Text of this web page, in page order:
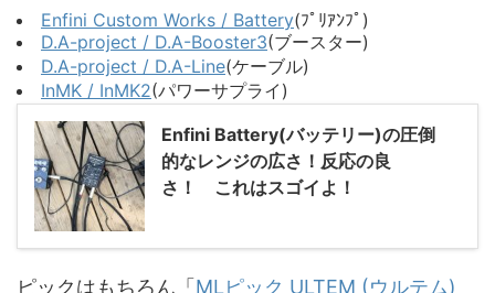
Enfini Custom Works / Battery(ﾌﾟﾘｱﾝﾌﾟ)
D.A-project / D.A-Booster3(ブースター)
D.A-project / D.A-Line(ケーブル)
InMK / InMK2(パワーサプライ)
Enfini Battery(バッテリー)の圧倒
的なレンジの広さ！反応の良
さ！ これはスゴイよ！
ピックはもちろん「 MLピック ULTEM (ウルテム)